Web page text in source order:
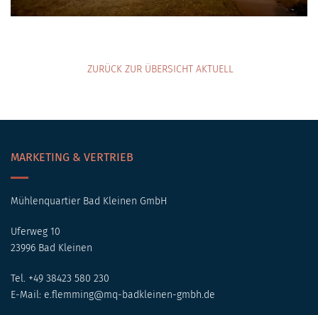
ZURÜCK ZUR ÜBERSICHT AKTUELL
MARKETING & VERTRIEB
Mühlenquartier Bad Kleinen GmbH
Uferweg 10
23996 Bad Kleinen
Tel. +49 38423 580 230
E-Mail: e.flemming@mq-badkleinen-gmbh.de